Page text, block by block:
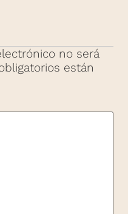
no será
están